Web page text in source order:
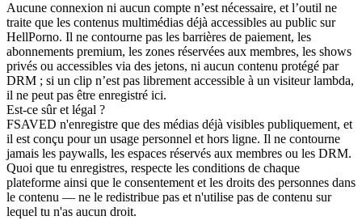
Aucune connexion ni aucun compte n’est nécessaire, et l’outil ne
traite que les contenus multimédias déjà accessibles au public sur
HellPorno. Il ne contourne pas les barrières de paiement, les
abonnements premium, les zones réservées aux membres, les shows
privés ou accessibles via des jetons, ni aucun contenu protégé par
DRM ; si un clip n’est pas librement accessible à un visiteur lambda,
il ne peut pas être enregistré ici.
Est-ce sûr et légal ?
FSAVED n'enregistre que des médias déjà visibles publiquement, et
il est conçu pour un usage personnel et hors ligne. Il ne contourne
jamais les paywalls, les espaces réservés aux membres ou les DRM.
Quoi que tu enregistres, respecte les conditions de chaque
plateforme ainsi que le consentement et les droits des personnes dans
le contenu — ne le redistribue pas et n'utilise pas de contenu sur
lequel tu n'as aucun droit.